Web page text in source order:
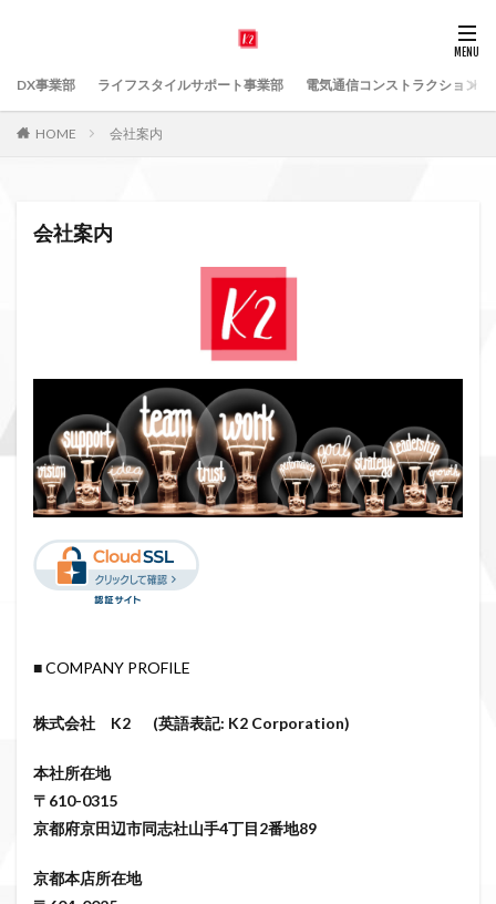
DX事業部 ライフスタイルサポート事業部 電気通信コンストラクション事
HOME 会社案内
会社案内
■COMPANY PROFILE
株式会社 K2 (英語表記: K2 Corporation)
本社所在地
〒610-0315
京都府京田辺市同志社山手4丁目2番地89
京都本店所在地